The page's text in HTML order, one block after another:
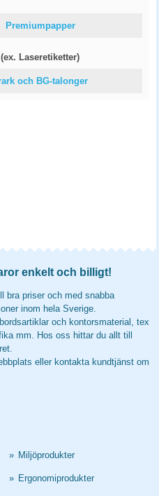
Premiumpapper
Laseretiketter)
och BG-talonger
enkelt och billigt!
bra priser och med snabba
inom hela Sverige.
och kontorsmaterial, tex
mm. Hos oss hittar du allt till
eller kontakta kundtjänst om
» Miljöprodukter
» Ergonomiprodukter